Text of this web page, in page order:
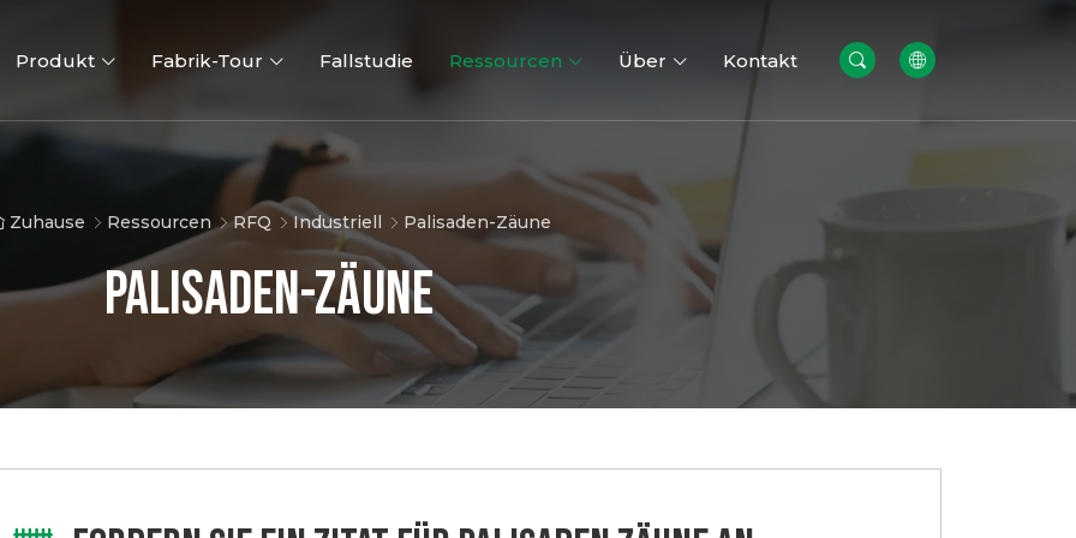
Produkt
2D-Zäune Zaun Tore
Fabrik-Tour Fallstudie Ressourcen Über Kontakt
Zuhause Ressourcen RFQ Industriell Palisaden-Zäune
Palisaden-Zäune